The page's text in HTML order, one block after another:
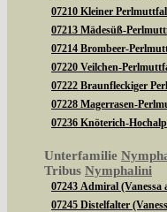
07210 Kleiner
07213 Mädesüß-
07214 Brombeer-
07220 Veilchen-
07222 Braunfleckiger
07228 Magerrasen-
07236 Knöterich-
Unterfamilie
Tribus Nymphalini
07243 Admiral (Vanessa
07245 Distelfalter